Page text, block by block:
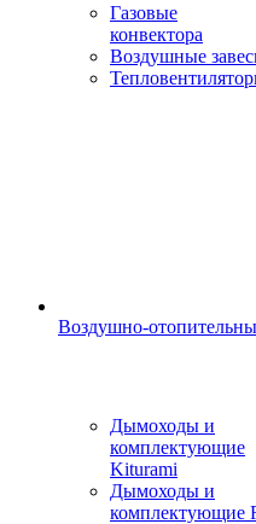
Газовые
конвектора
Воздушные
Воздушно-
Дымоходы и
комплектующие
Kiturami
Дымоходы и
комплектующие